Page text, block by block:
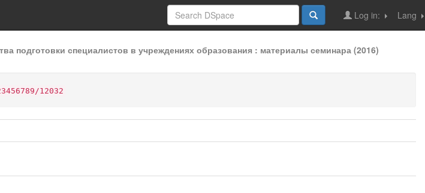
Lang
Log in:
подготовки специалистов в учреждениях образования : материалы семинара (2016)
12032